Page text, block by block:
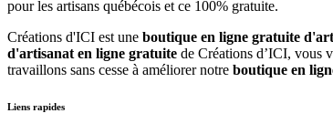
Créations d'ICI est une boutique en ligne gratuite
d'artisanat en ligne gratuite de Créations d’ICI, vous
travaillons sans cesse à améliorer notre boutique en
Liens rapides